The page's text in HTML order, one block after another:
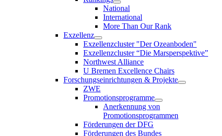
National
International
More Than Our Rank
Exzellenz
Exzellenzcluster "Der Ozeanboden"
Exzellenzcluster “Die Marsperspektive”
Northwest Alliance
U Bremen Excellence Chairs
Forschungseinrichtungen & Projekte
ZWE
Promotionsprogramme
Anerkennung von
Promotionsprogrammen
Förderungen der DFG
Förderungen des Bundes